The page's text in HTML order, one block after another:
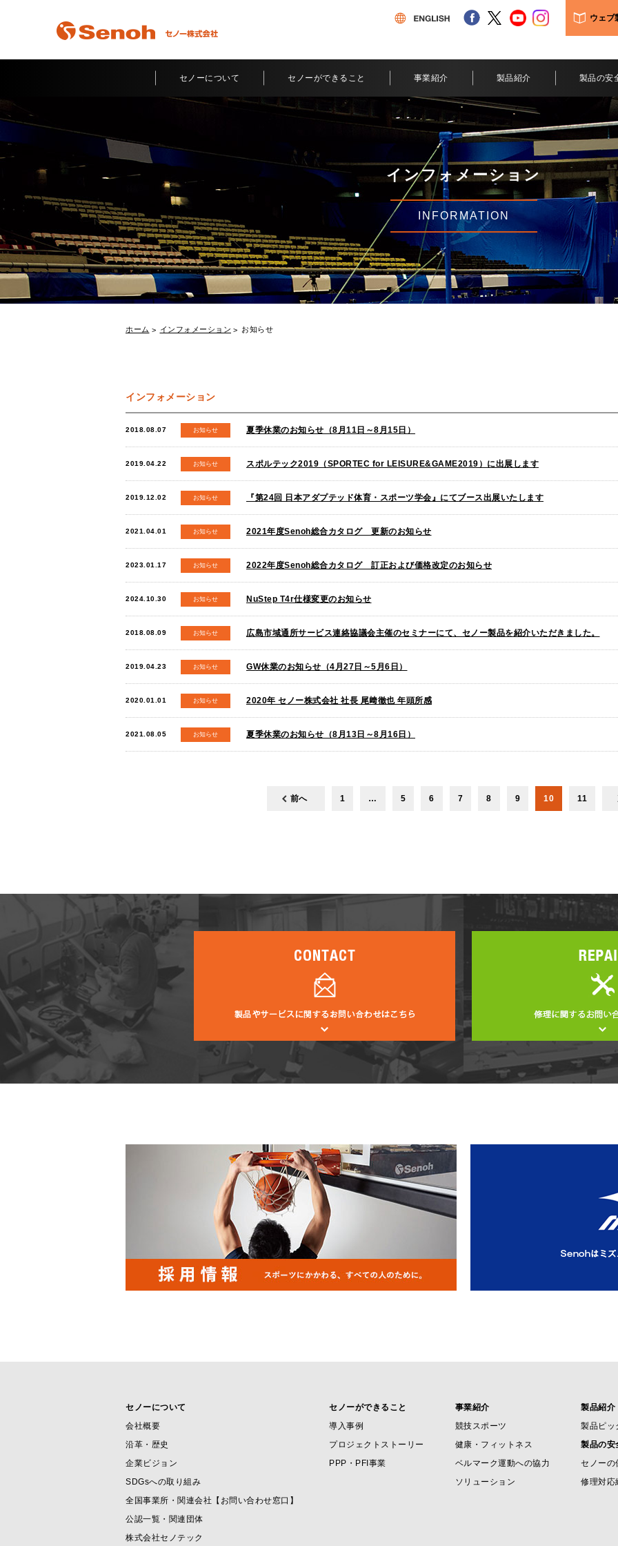
ウェブ
facebooktwitteryoutubeinstagram
ENGLISH
セノーについて セノーができること 事業紹介 製品紹介 製品の安
インフォメーション
INFORMATION
ホーム インフォメーション お知らせ
インフォメーション
2018.08.07 お知らせ 夏季休業のお知らせ（8月11日～8月15日）
2019.04.22 お知らせ スポルテック2019（SPORTEC for LEISURE&GAME2019）に出展します
2019.12.02 お知らせ 『第24回 日本アダプテッド体育・スポーツ学会』にてブース出展いたします
2021.04.01 お知らせ 2021年度Senoh総合カタログ 更新のお知らせ
2023.01.17 お知らせ 2022年度Senoh総合カタログ 訂正および価格改定のお知らせ
2024.10.30 お知らせ NuStep T4r仕様変更のお知らせ
2018.08.09 お知らせ 広島市域通所サービス連絡協議会主催のセミナーにて、セノー製品を紹介いただきました。
2019.04.23 お知らせ GW休業のお知らせ（4月27日～5月6日）
2020.01.01 お知らせ 2020年 セノー株式会社 社長 尾﨑徹也 年頭所感
2021.08.05 お知らせ 夏季休業のお知らせ（8月13日～8月16日）
前へ 1 … 5 6 7 8 9 10 11
セノーについて
会社概要
沿革・歴史
企業ビジョン
SDGsへの取り組み
全国事業所・関連会社【お問い合わせ窓口】
公認一覧・関連団体
株式会社セノテック
セノーができること
導入事例
プロジェクトストーリー
PPP・PFI事業
事業紹介
競技スポーツ
健康・フィットネス
ベルマーク運動への協力
ソリューション
製品紹介
製品ピッ
製品の安
セノーの
修理対応